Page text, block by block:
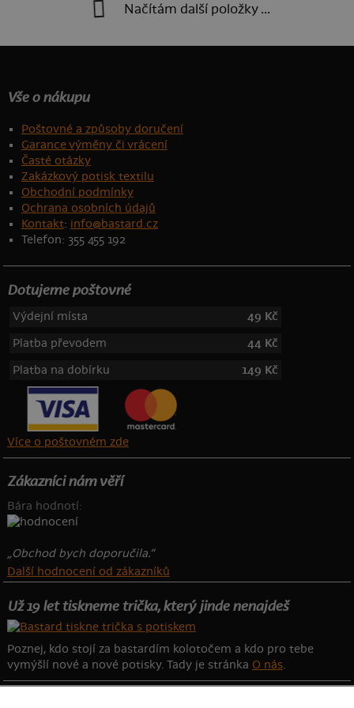
Načítám další položky ...
Vše o nákupu
Poštovné a způsoby doručení
Garance výměny či vrácení
Časté otázky
Zakázkový potisk textilu
Obchodní podmínky
Ochrana osobních údajů
Kontakt: info@bastard.cz
Telefon: 355 455 192
Dotujeme poštovné
Výdejní místa
49 Kč
Platba převodem
44 Kč
Platba na dobírku
149 Kč
Více o poštovném zde
Zákazníci nám věří
Bára hodnotí:
„Obchod bych doporučila.“
Další hodnocení od zákazníků
Už 19 let tiskneme trička, který jinde nenajdeš
Poznej, kdo stojí za bastardím kolotočem a kdo pro tebe
vymýšlí nové a nové potisky. Tady je stránka O nás.